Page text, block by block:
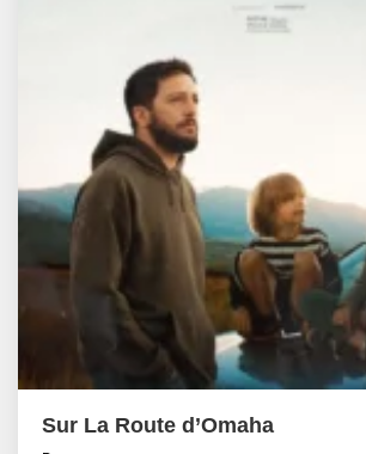
Sur La Route d’Omaha